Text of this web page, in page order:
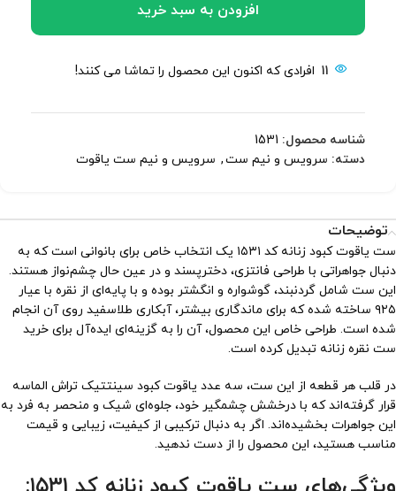
افزودن به سبد خرید
11 افرادی که اکنون این محصول را تماشا می کنند!
شناسه محصول: 1531
دسته: سرویس و نیم ست, سرویس و نیم ست یاقوت
توضیحات
ست یاقوت کبود زنانه کد ۱۵۳۱ یک انتخاب خاص برای بانوانی است که به
دنبال جواهراتی با طراحی فانتزی، دخترپسند و در عین حال چشم‌نواز هستند.
این ست شامل گردنبند، گوشواره و انگشتر بوده و با پایه‌ای از نقره با عیار
۹۲۵ ساخته شده که برای ماندگاری بیشتر، آبکاری طلاسفید روی آن انجام
شده است. طراحی خاص این محصول، آن را به گزینه‌ای ایده‌آل برای خرید
ست نقره زنانه تبدیل کرده است.
در قلب هر قطعه از این ست، سه عدد یاقوت کبود سینتتیک تراش الماسه
قرار گرفته‌اند که با درخشش چشمگیر خود، جلوه‌ای شیک و منحصر به فرد به
این جواهرات بخشیده‌اند. اگر به دنبال ترکیبی از کیفیت، زیبایی و قیمت
مناسب هستید، این محصول را از دست ندهید.